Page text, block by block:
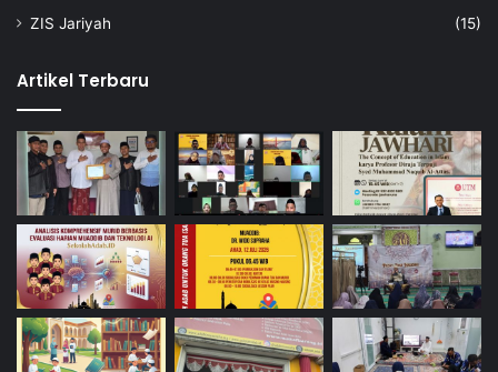
ZIS Jariyah
(15)
Artikel Terbaru